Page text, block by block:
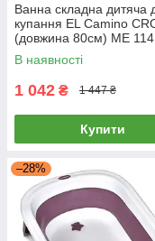
Ванна складна дитяча
купання EL Camino
(довжина 80см) ME
Yellow Жовта
В наявності
1 042 ₴ 1 447 ₴
Купити
–28%